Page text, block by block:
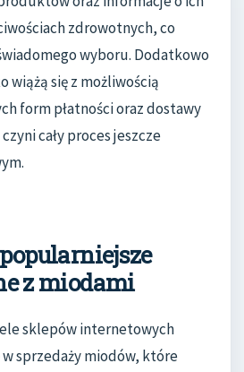
zdrowotnych, co
wyboru. Dodatkowo
wiążą się z możliwością
form płatności oraz dostawy
cały proces jeszcze
z miodami
sklepów internetowych
sprzedaży miodów, które